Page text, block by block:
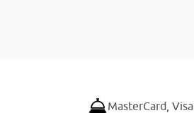
MasterCard, Visa